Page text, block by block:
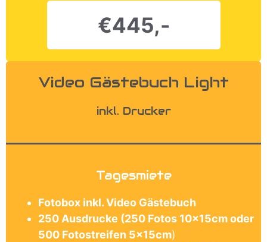
€445,-
Video Gästebuch Light
inkl. Drucker
Tagesmiete
Fotobox inkl. Video Gästebuch
250 Ausdrucke (250 Fotos 10x15cm oder
500 Fotostreifen 5x15cm)